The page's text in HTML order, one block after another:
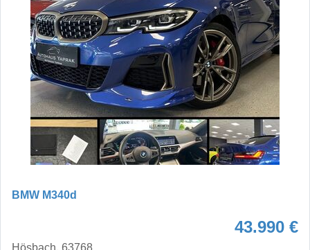
BMW M340d
43.990 €
Hösbach, 63768